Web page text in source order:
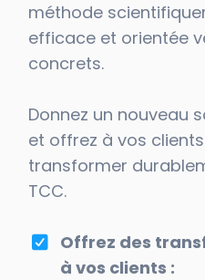
méthode
efficace et orientée
concrets.
Donnez un nouveau
et offrez à vos
transformer
TCC.
Offrez des
à vos clients :